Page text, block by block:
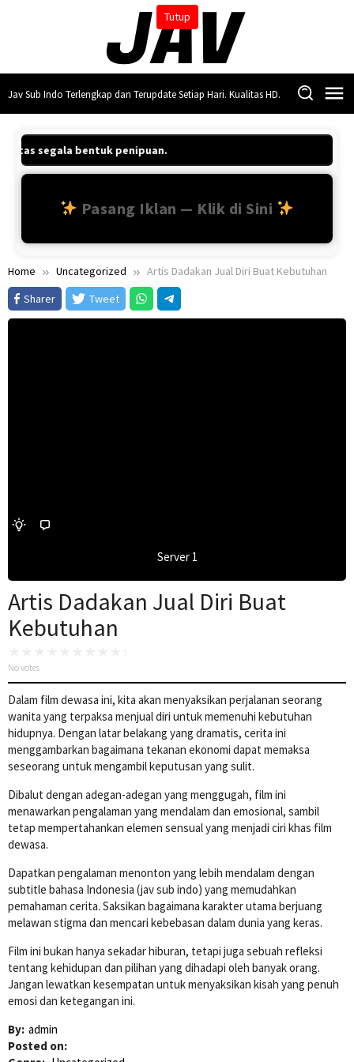
Tutup
Jav Sub Indo Terlengkap dan Terupdate Setiap Hari. Kualitas HD.
segala bentuk penipuan.
Pasang Iklan — Klik di Sini
Home Uncategorized
Artis Dadakan Jual Diri Buat Kebutuhan
Sharer
Tweet
Server 1
Artis Dadakan Jual Diri Buat
Kebutuhan
No votes
Dalam film dewasa ini, kita akan menyaksikan perjalanan seorang
wanita yang terpaksa menjual diri untuk memenuhi kebutuhan
hidupnya. Dengan latar belakang yang dramatis, cerita ini
menggambarkan bagaimana tekanan ekonomi dapat memaksa
seseorang untuk mengambil keputusan yang sulit.
Dibalut dengan adegan-adegan yang menggugah, film ini
menawarkan pengalaman yang mendalam dan emosional, sambil
tetap mempertahankan elemen sensual yang menjadi ciri khas film
dewasa.
Dapatkan pengalaman menonton yang lebih mendalam dengan
subtitle bahasa Indonesia (jav sub indo) yang memudahkan
pemahaman cerita. Saksikan bagaimana karakter utama berjuang
melawan stigma dan mencari kebebasan dalam dunia yang keras.
Film ini bukan hanya sekadar hiburan, tetapi juga sebuah refleksi
tentang kehidupan dan pilihan yang dihadapi oleh banyak orang.
Jangan lewatkan kesempatan untuk menyaksikan kisah yang penuh
emosi dan ketegangan ini.
By: admin
Posted on: